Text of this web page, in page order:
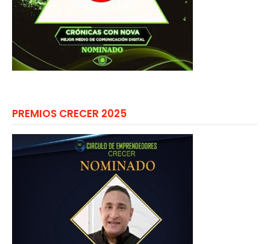
PREMIOS CRECER 2025